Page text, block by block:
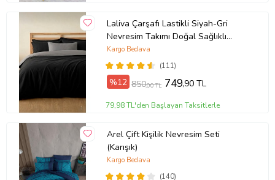
Laliva Çarşafı Lastikli Siyah-Gri
Nevresim Takımı Doğal Sağlıklı
Pamuk Çift Kişilik Ranforce
(111)
Kargo Bedava
%12 850,00 TL 749,90 TL
79,98 TL'den Başlayan Taksitlerle
Arel Çift Kişilik Nevresim Seti
(Karışık)
(140)
Kargo Bedava